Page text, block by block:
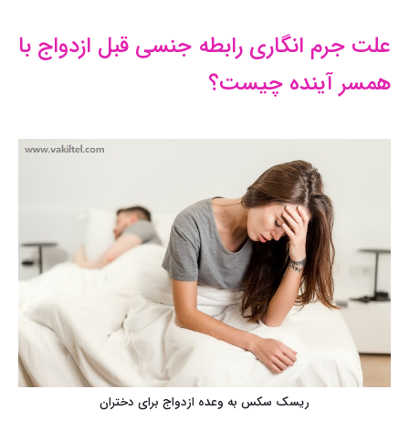
علت جرم انگاری رابطه جنسی قبل ازدواج با
همسر آینده چیست؟
ریسک سکس به وعده ازدواج برای دختران